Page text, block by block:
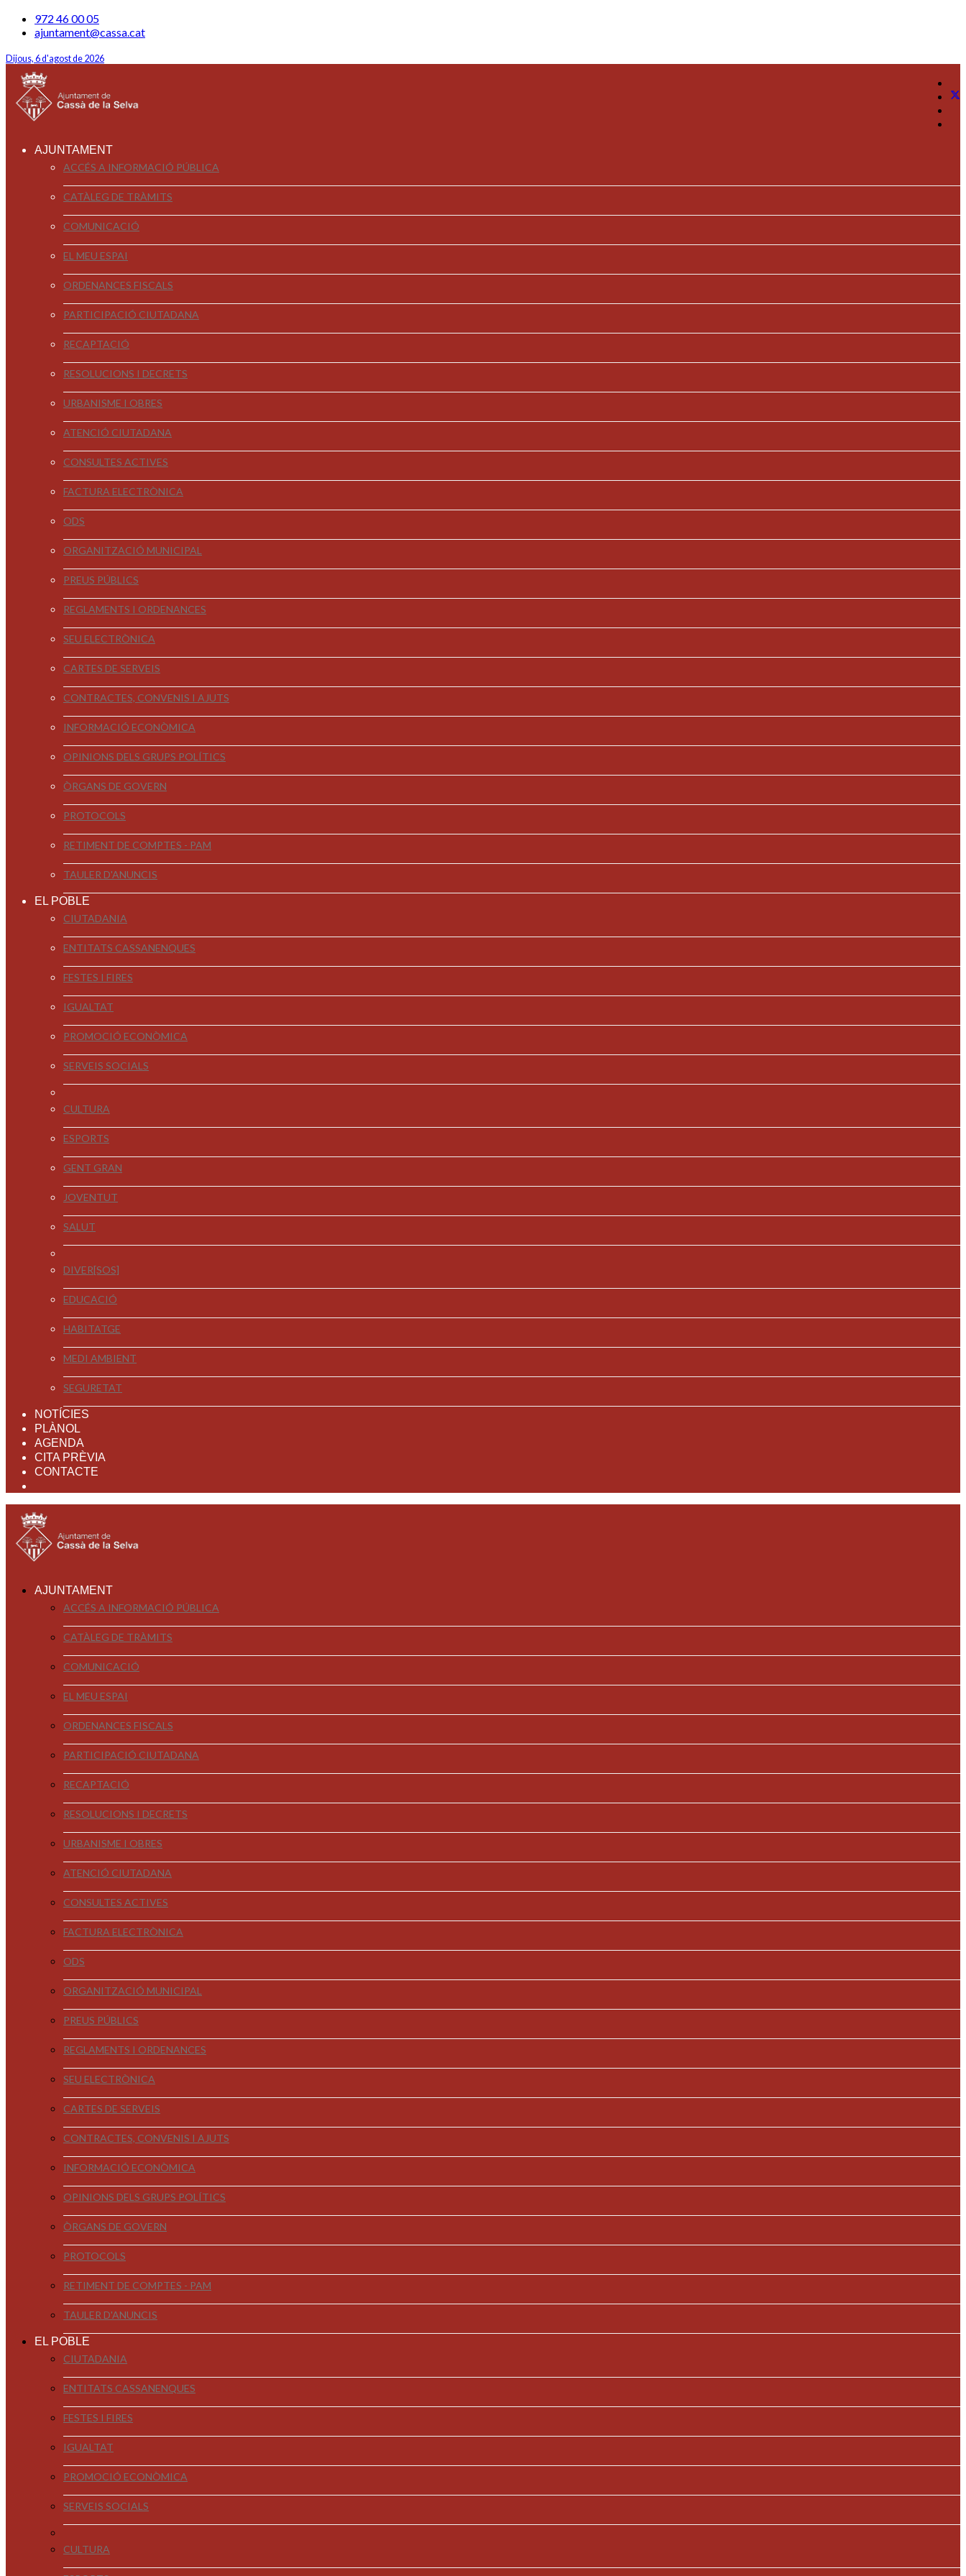
972 46 00 05
ajuntament@cassa.cat
Dijous, 6 d'agost de 2026
AJUNTAMENT
ACCÉS A INFORMACIÓ PÚBLICA
CATÀLEG DE TRÀMITS
COMUNICACIÓ
EL MEU ESPAI
ORDENANCES FISCALS
PARTICIPACIÓ CIUTADANA
RECAPTACIÓ
RESOLUCIONS I DECRETS
URBANISME I OBRES
ATENCIÓ CIUTADANA
CONSULTES ACTIVES
FACTURA ELECTRÒNICA
ODS
ORGANITZACIÓ MUNICIPAL
PREUS PÚBLICS
REGLAMENTS I ORDENANCES
SEU ELECTRÒNICA
CARTES DE SERVEIS
CONTRACTES, CONVENIS I AJUTS
INFORMACIÓ ECONÒMICA
OPINIONS DELS GRUPS POLÍTICS
ÒRGANS DE GOVERN
PROTOCOLS
RETIMENT DE COMPTES - PAM
TAULER D'ANUNCIS
EL POBLE
CIUTADANIA
ENTITATS CASSANENQUES
FESTES I FIRES
IGUALTAT
PROMOCIÓ ECONÒMICA
SERVEIS SOCIALS
CULTURA
ESPORTS
GENT GRAN
JOVENTUT
SALUT
DIVER[SOS]
EDUCACIÓ
HABITATGE
MEDI AMBIENT
SEGURETAT
NOTÍCIES
PLÀNOL
AGENDA
CITA PRÈVIA
CONTACTE
AJUNTAMENT
ACCÉS A INFORMACIÓ PÚBLICA
CATÀLEG DE TRÀMITS
COMUNICACIÓ
EL MEU ESPAI
ORDENANCES FISCALS
PARTICIPACIÓ CIUTADANA
RECAPTACIÓ
RESOLUCIONS I DECRETS
URBANISME I OBRES
ATENCIÓ CIUTADANA
CONSULTES ACTIVES
FACTURA ELECTRÒNICA
ODS
ORGANITZACIÓ MUNICIPAL
PREUS PÚBLICS
REGLAMENTS I ORDENANCES
SEU ELECTRÒNICA
CARTES DE SERVEIS
CONTRACTES, CONVENIS I AJUTS
INFORMACIÓ ECONÒMICA
OPINIONS DELS GRUPS POLÍTICS
ÒRGANS DE GOVERN
PROTOCOLS
RETIMENT DE COMPTES - PAM
TAULER D'ANUNCIS
EL POBLE
CIUTADANIA
ENTITATS CASSANENQUES
FESTES I FIRES
IGUALTAT
PROMOCIÓ ECONÒMICA
SERVEIS SOCIALS
CULTURA